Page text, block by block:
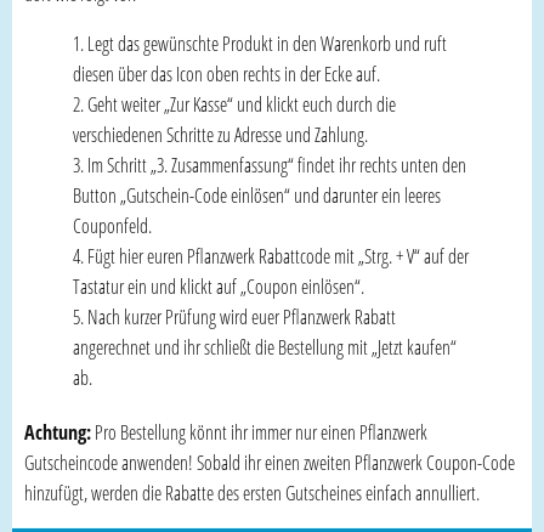
Legt das gewünschte Produkt in den Warenkorb und ruft
diesen über das Icon oben rechts in der Ecke auf.
Geht weiter „Zur Kasse“ und klickt euch durch die
verschiedenen Schritte zu Adresse und Zahlung.
Im Schritt „3. Zusammenfassung“ findet ihr rechts unten den
Button „Gutschein-Code einlösen“ und darunter ein leeres
Couponfeld.
Fügt hier euren Pflanzwerk Rabattcode mit „Strg. + V“ auf der
Tastatur ein und klickt auf „Coupon einlösen“.
Nach kurzer Prüfung wird euer Pflanzwerk Rabatt
angerechnet und ihr schließt die Bestellung mit „Jetzt kaufen“
ab.
Achtung:Pro Bestellung könnt ihr immer nur einen Pflanzwerk
Gutscheincode anwenden! Sobald ihr einen zweiten Pflanzwerk Coupon-Code
hinzufügt, werden die Rabatte des ersten Gutscheines einfach annulliert.